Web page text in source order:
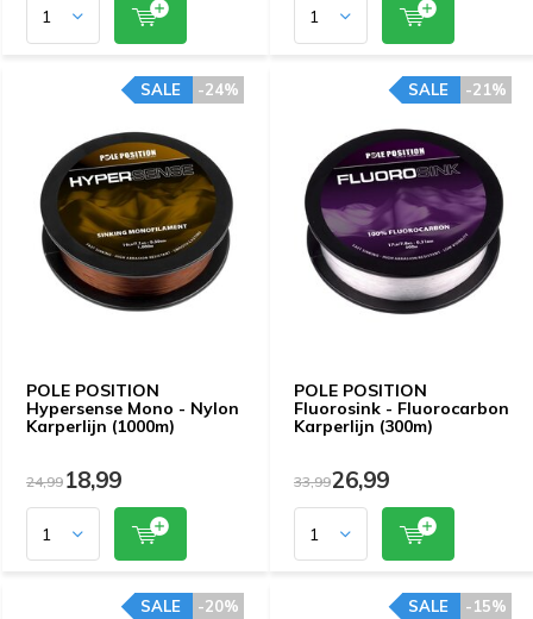
POLE POSITION
Hypersense Mono - Nylon
Karperlijn (1000m)
-24%
SALE
24,9918,99
POLE POSITION
Fluorosink - Fluorocarbon
Karperlijn (300m)
-21%
SALE
33,9926,99
-20%
SALE -15%
SALE